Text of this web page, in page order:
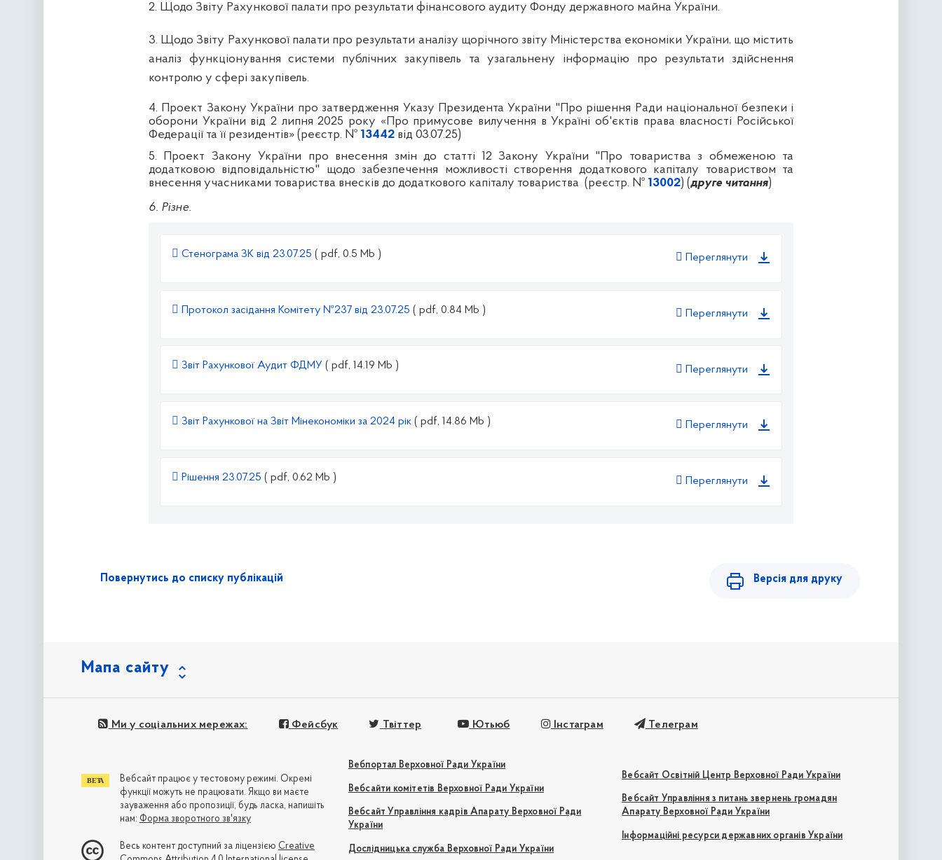
2. Щодо Звіту Рахункової палати про результати фінансового аудиту Фонду державного майна України.
3. Щодо Звіту Рахункової палати про результати аналізу щорічного звіту Міністерства економіки України, що містить
аналіз функціонування системи публічних закупівель та узагальнену інформацію про результати здійснення
контролю у сфері закупівель.
4. Проект Закону України про затвердження Указу Президента України "Про рішення Ради національної безпеки і
оборони України від 2 липня 2025 року «Про примусове вилучення в Україні об'єктів права власності Російської
Федерації та її резидентів» (реєстр. № 13442 від 03.07.25)
5. Проект Закону України про внесення змін до статті 12 Закону України "Про товариства з обмеженою та
додатковою відповідальністю" щодо забезпечення можливості створення додаткового капіталу товариством та
внесення учасниками товариства внесків до додаткового капіталу товариства (реєстр. № 13002) (друге читання)
6. Різне.
Стенограма ЗК від 23.07.25 ( pdf, 0.5 Mb ) Переглянути
Протокол засідання Комітету №237 від 23.07.25 ( pdf, 0.84 Mb ) Переглянути
Звіт Рахункової Аудит ФДМУ ( pdf, 14.19 Mb ) Переглянути
Звіт Рахункової на Звіт Мінекономіки за 2024 рік ( pdf, 14.86 Mb ) Переглянути
Рішення 23.07.25 ( pdf, 0.62 Mb ) Переглянути
Повернутись до списку публікацій Версія для друку
Мапа сайту
Ми у соціальних мережах: Фейсбук Твіттер Ютьюб Інстаграм Телеграм
Вебпортал Верховної Ради України
Вебсайти комітетів Верховної Ради України
Вебсайт Управління кадрів Апарату Верховної Ради
України
Дослідницька служба Верховної Ради України
Вебсайт Освітній Центр Верховної Ради України
Вебсайт Управління з питань звернень громадян
Апарату Верховної Ради України
Інформаційні ресурси державних органів України
Вебсайт працює у тестовому режимі. Окремі
функції можуть не працювати. Якщо ви маєте
зауваження або пропозиції, будь ласка, напишіть
нам: Форма зворотного зв'язку
Весь контент доступний за ліцензією Creative